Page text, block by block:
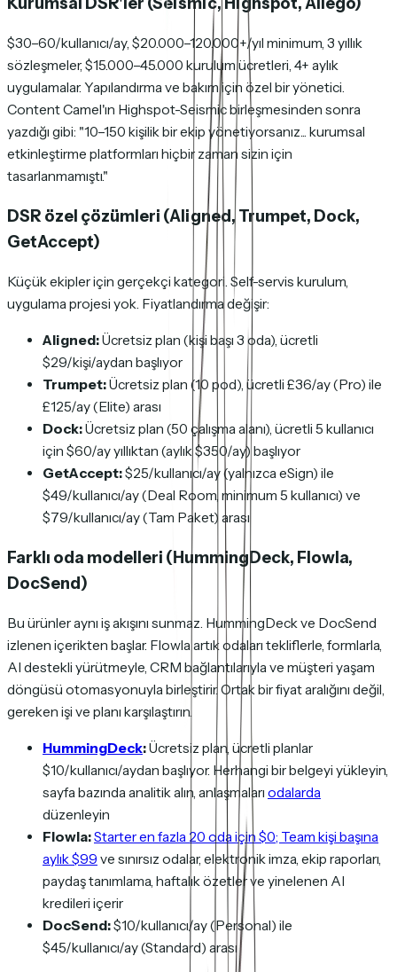
$30–60/kullanıcı/ay, $20.000–120.000+/yıl minimum, 3 yıllık
sözleşmeler, $15.000–45.000 kurulum ücretleri, 4+ aylık
uygulamalar. Yapılandırma ve bakım için özel bir yönetici.
Content Camel'ın Highspot-Seismic birleşmesinden sonra
yazdığı gibi: "10–150 kişilik bir ekip yönetiyorsanız... kurumsal
etkinleştirme platformları hiçbir zaman sizin için
tasarlanmamıştı."
DSR özel çözümleri (Aligned, Trumpet, Dock,
GetAccept)
Küçük ekipler için gerçekçi kategori. Self-servis kurulum,
uygulama projesi yok. Fiyatlandırma değişir:
Aligned:Ücretsiz plan (kişi başı 3 oda), ücretli
$29/kişi/aydan başlıyor
Trumpet:Ücretsiz plan (10 pod), ücretli £36/ay (Pro) ile
£125/ay (Elite) arası
Dock:Ücretsiz plan (50 çalışma alanı), ücretli 5 kullanıcı
için $60/ay yıllıktan (aylık $350/ay) başlıyor
GetAccept:$25/kullanıcı/ay (yalnızca eSign) ile
$49/kullanıcı/ay (Deal Room, minimum 5 kullanıcı) ve
$79/kullanıcı/ay (Tam Paket) arası
Farklı oda modelleri (HummingDeck, Flowla,
DocSend)
Bu ürünler aynı iş akışını sunmaz. HummingDeck ve DocSend
izlenen içerikten başlar. Flowla artık odaları tekliflerle, formlarla,
AI destekli yürütmeyle, CRM bağlantılarıyla ve müşteri yaşam
döngüsü otomasyonuyla birleştirir. Ortak bir fiyat aralığını değil,
gereken işi ve planı karşılaştırın.
HummingDeck:Ücretsiz plan, ücretli planlar
$10/kullanıcı/aydan başlıyor. Herhangi bir belgeyi yükleyin,
sayfa bazında analitik alın, anlaşmaları odalarda
düzenleyin
Flowla:Starter en fazla 20 oda için $0; Team kişi başına
aylık $99 ve sınırsız odalar, elektronik imza, ekip raporları,
paydaş tanımlama, haftalık özetler ve yinelenen AI
kredileri içerir
DocSend:$10/kullanıcı/ay (Personal) ile
$45/kullanıcı/ay (Standard) arası